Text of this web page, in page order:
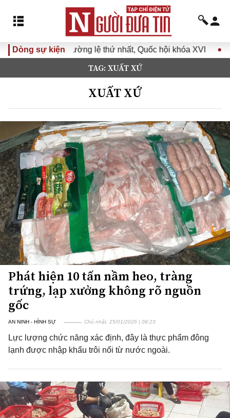
Dòng sự kiện
thứ nhất, Quốc hội khóa XVI Đưa Nghị quyết Đại hội
TAG: XUẤT XỨ
XUẤT XỨ
Phát hiện 10 tấn nầm heo, tràng
trứng, lạp xưởng không rõ nguồn
gốc
AN NINH - HÌNH SỰ Chủ nhật, 25/01/2026 | 08:23
Lực lượng chức năng xác định, đây là thực phẩm đông
lạnh được nhập khẩu trôi nổi từ nước ngoài.